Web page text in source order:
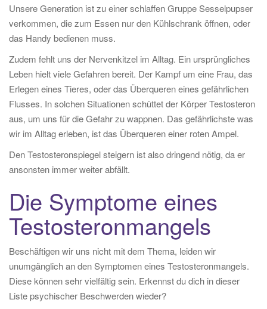
Unsere Generation ist zu einer schlaffen Gruppe Sesselpupser
verkommen, die zum Essen nur den Kühlschrank öffnen, oder
das Handy bedienen muss.
Zudem fehlt uns der Nervenkitzel im Alltag. Ein ursprüngliches
Leben hielt viele Gefahren bereit. Der Kampf um eine Frau, das
Erlegen eines Tieres, oder das Überqueren eines gefährlichen
Flusses. In solchen Situationen schüttet der Körper Testosteron
aus, um uns für die Gefahr zu wappnen. Das gefährlichste was
wir im Alltag erleben, ist das Überqueren einer roten Ampel.
Den Testosteronspiegel steigern ist also dringend nötig, da er
ansonsten immer weiter abfällt.
Die Symptome eines
Testosteronmangels
Beschäftigen wir uns nicht mit dem Thema, leiden wir
unumgänglich an den Symptomen eines Testosteronmangels.
Diese können sehr vielfältig sein. Erkennst du dich in dieser
Liste psychischer Beschwerden wieder?